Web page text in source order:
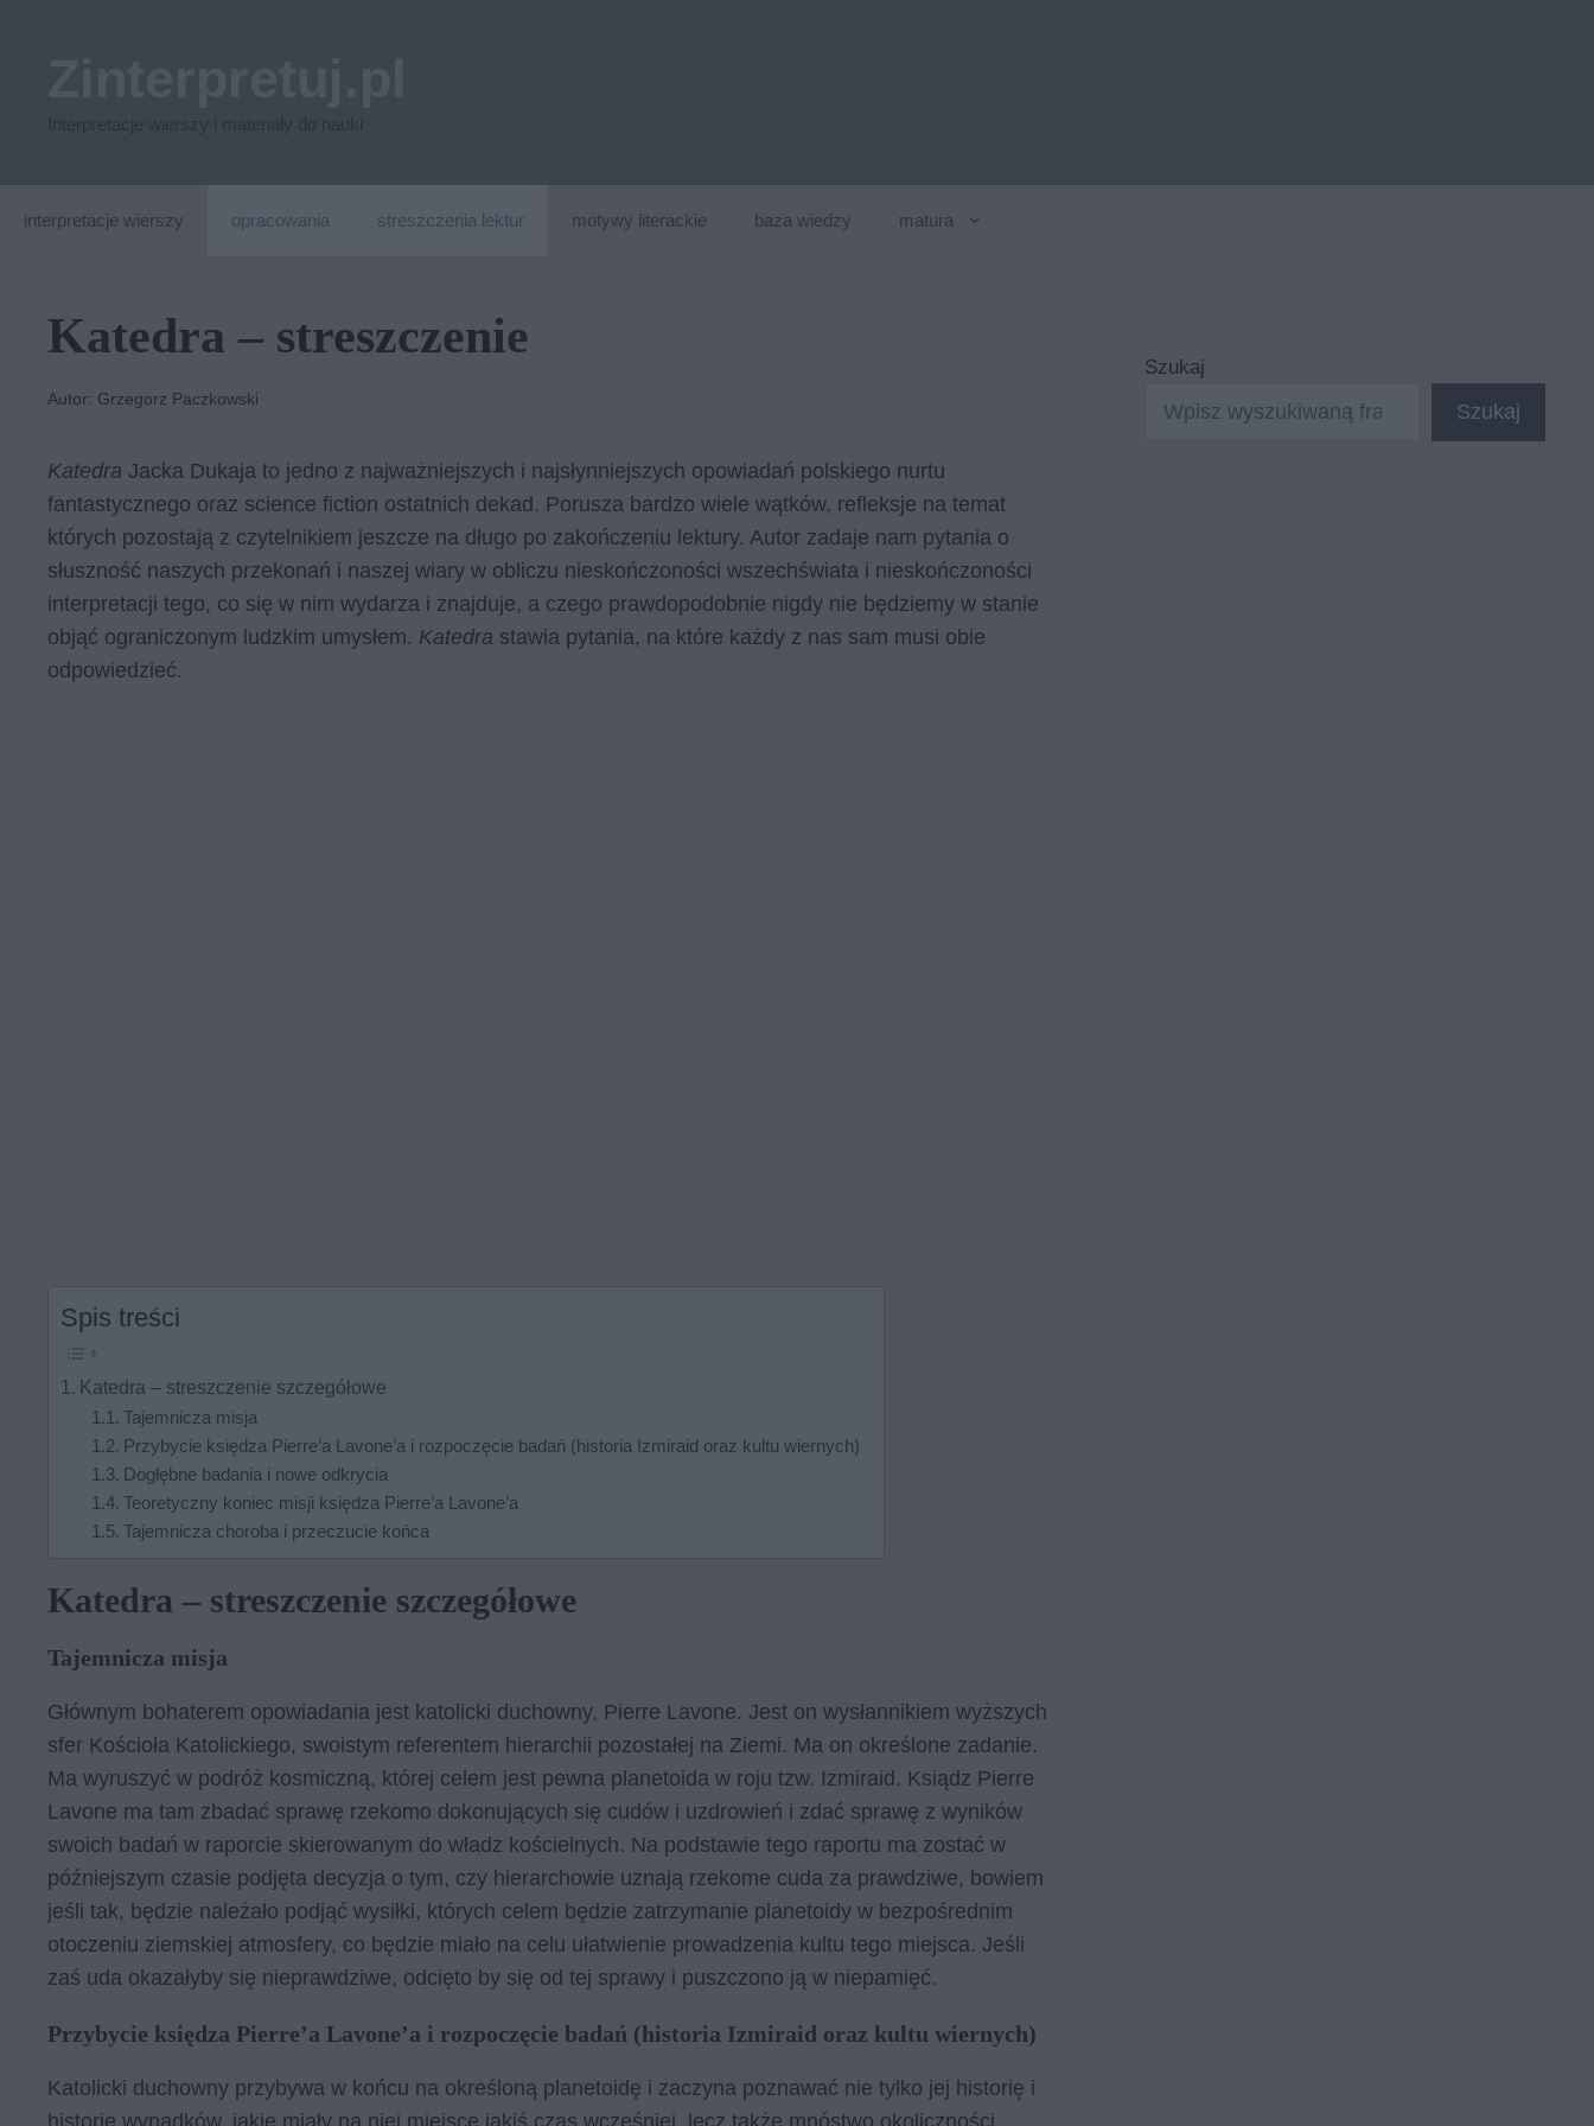
interpretacje wierszy opracowania streszczenia lektur motywy literackie baza wiedzy matura
Katedra – streszczenie
Autor: Grzegorz Paczkowski
Katedra Jacka Dukaja to jedno z najważniejszych i najsłynniejszych opowiadań polskiego nurtu
fantastycznego oraz science fiction ostatnich dekad. Porusza bardzo wiele wątków, refleksje na temat
których pozostają z czytelnikiem jeszcze na długo po zakończeniu lektury. Autor zadaje nam pytania o
słuszność naszych przekonań i naszej wiary w obliczu nieskończoności wszechświata i nieskończoności
interpretacji tego, co się w nim wydarza i znajduje, a czego prawdopodobnie nigdy nie będziemy w stanie
objąć ograniczonym ludzkim umysłem. Katedra stawia pytania, na które każdy z nas sam musi obie
odpowiedzieć.
Spis treści
Katedra – streszczenie szczegółowe
Tajemnicza misja
Przybycie księdza Pierre’a Lavone’a i rozpoczęcie badań (historia Izmiraid oraz kultu wiernych)
Dogłębne badania i nowe odkrycia
Teoretyczny koniec misji księdza Pierre’a Lavone’a
Tajemnicza choroba i przeczucie końca
Katedra – streszczenie szczegółowe
Tajemnicza misja
Głównym bohaterem opowiadania jest katolicki duchowny, Pierre Lavone. Jest on wysłannikiem wyższych
sfer Kościoła Katolickiego, swoistym referentem hierarchii pozostałej na Ziemi. Ma on określone zadanie.
Ma wyruszyć w podróż kosmiczną, której celem jest pewna planetoida w roju tzw. Izmiraid. Ksiądz Pierre
Lavone ma tam zbadać sprawę rzekomo dokonujących się cudów i uzdrowień i zdać sprawę z wyników
swoich badań w raporcie skierowanym do władz kościelnych. Na podstawie tego raportu ma zostać w
późniejszym czasie podjęta decyzja o tym, czy hierarchowie uznają rzekome cuda za prawdziwe, bowiem
jeśli tak, będzie należało podjąć wysiłki, których celem będzie zatrzymanie planetoidy w bezpośrednim
otoczeniu ziemskiej atmosfery, co będzie miało na celu ułatwienie prowadzenia kultu tego miejsca. Jeśli
zaś uda okazałyby się nieprawdziwe, odcięto by się od tej sprawy i puszczono ją w niepamięć.
Przybycie księdza Pierre’a Lavone’a i rozpoczęcie badań (historia Izmiraid oraz kultu wiernych)
Katolicki duchowny przybywa w końcu na określoną planetoidę i zaczyna poznawać nie tylko jej historię i
Szukaj
Szukaj